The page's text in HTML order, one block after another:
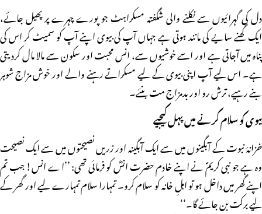
دل کی گہرائیوں سے نکلنے والی شگفتہ مسکراہٹ جو پورے چہرے پر پھیل جائے،
ایک گھنے سایے کی مانند ہوتی ہے جہاں آپ کی بیوی اپنے آپ کو سمیٹ کر اس کی
پناہ میں آجاتی ہے اور اسے خوشیوں سے، انس محبت اور سکون سے مالا مال کردیتی
ہے۔ اس لیے آپ اپنی بیوی کے لیے مسکراتے رہنے والے اور خوش مزاج شوہر
بنے رہیے، ترش رو اور بدمزاج مت بنئے۔
بیوی کو سلام کرنے میں پہل کیجیے
خزانۂ نبوت کے آبگینوں میں سے ایک آبگینہ اور زریں نصیحتوں میں سے ایک نصیحت
وہ ہے جو نبی کریمؐ نے اپنے خادم حضرت انسؓ کو فرمائی تھی: ’’اے انس! جب تم
اپنے گھر میں داخل ہو تو اہلِ خانہ کو سلام کرو۔ تمہارا سلام تمہارے لیے اور گھر کے
لیے برکت بن جائے گا۔‘‘